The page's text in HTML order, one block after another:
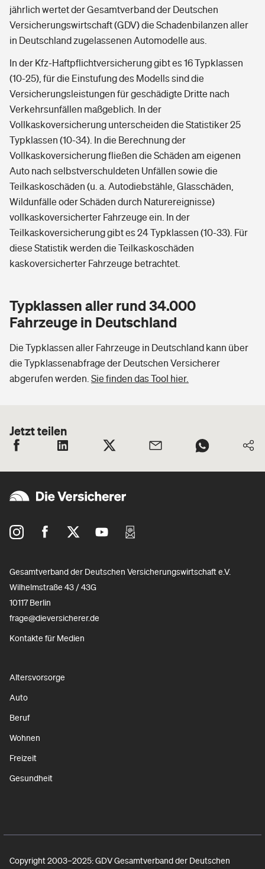
jährlich wertet der Gesamtverband der Deutschen
Versicherungswirtschaft (GDV) die Schadenbilanzen aller
in Deutschland zugelassenen Automodelle aus.
In der Kfz-Haftpflichtversicherung gibt es 16 Typklassen
(10-25), für die Einstufung des Modells sind die
Versicherungsleistungen für geschädigte Dritte nach
Verkehrsunfällen maßgeblich. In der
Vollkaskoversicherung unterscheiden die Statistiker 25
Typklassen (10-34). In die Berechnung der
Vollkaskoversicherung fließen die Schäden am eigenen
Auto nach selbstverschuldeten Unfällen sowie die
Teilkaskoschäden (u. a. Autodiebstähle, Glasschäden,
Wildunfälle oder Schäden durch Naturereignisse)
vollkaskoversicherter Fahrzeuge ein. In der
Teilkaskoversicherung gibt es 24 Typklassen (10-33). Für
diese Statistik werden die Teilkaskoschäden
kaskoversicherter Fahrzeuge betrachtet.
Typklassen aller rund 34.000
Fahrzeuge in Deutschland
Die Typklassen aller Fahrzeuge in Deutschland kann über
die Typklassenabfrage der Deutschen Versicherer
abgerufen werden. Sie finden das Tool hier.
Jetzt teilen
Gesamtverband der Deutschen Versicherungswirtschaft e.V.
Wilhelmstraße 43 / 43G
10117 Berlin
frage@dieversicherer.de
Kontakte für Medien
Altersvorsorge
Auto
Beruf
Wohnen
Freizeit
Gesundheit
Copyright 2003–2025: GDV Gesamtverband der Deutschen